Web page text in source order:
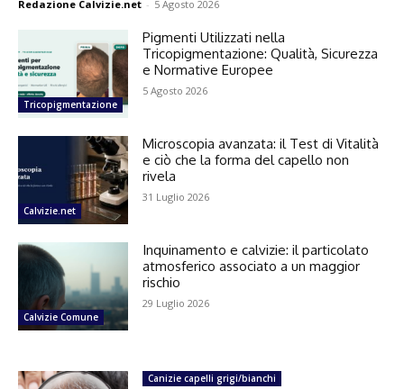
Redazione Calvizie.net - 5 Agosto 2026
Tricopigmentazione
Pigmenti Utilizzati nella
Tricopigmentazione: Qualità, Sicurezza
e Normative Europee
5 Agosto 2026
Calvizie.net
Microscopia avanzata: il Test di Vitalità
e ciò che la forma del capello non
rivela
31 Luglio 2026
Calvizie Comune
Inquinamento e calvizie: il particolato
atmosferico associato a un maggior
rischio
29 Luglio 2026
Canizie capelli grigi/bianchi